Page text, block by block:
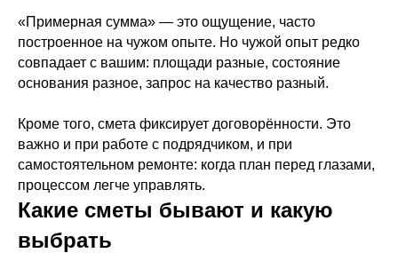
«Примерная сумма» — это ощущение, часто
построенное на чужом опыте. Но чужой опыт редко
совпадает с вашим: площади разные, состояние
основания разное, запрос на качество разный.
Кроме того, смета фиксирует договорённости. Это
важно и при работе с подрядчиком, и при
самостоятельном ремонте: когда план перед глазами,
процессом легче управлять.
Какие сметы бывают и какую
выбрать